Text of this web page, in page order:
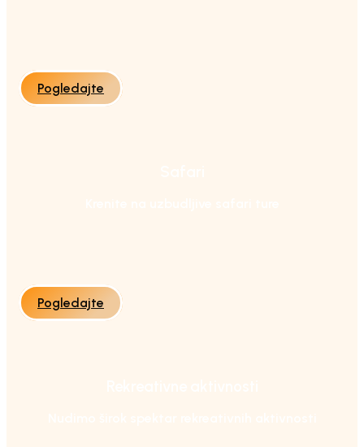
Pogledajte
Pogledajte